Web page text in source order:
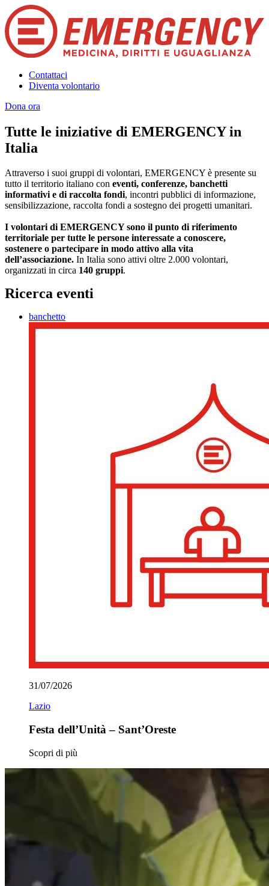
Contattaci
Diventa volontario
Dona ora
Tutte le iniziative di EMERGENCY in
Italia
Attraverso i suoi gruppi di volontari, EMERGENCY è presente su
tutto il territorio italiano con eventi, conferenze, banchetti
informativi e di raccolta fondi, incontri pubblici di informazione,
sensibilizzazione, raccolta fondi a sostegno dei progetti umanitari.
I volontari di EMERGENCY sono il punto di riferimento
territoriale per tutte le persone interessate a conoscere,
sostenere o partecipare in modo attivo alla vita
dell’associazione. In Italia sono attivi oltre 2.000 volontari,
organizzati in circa 140 gruppi.
Ricerca eventi
banchetto
31/07/2026
Lazio
Festa dell’Unità – Sant’Oreste
Scopri di più